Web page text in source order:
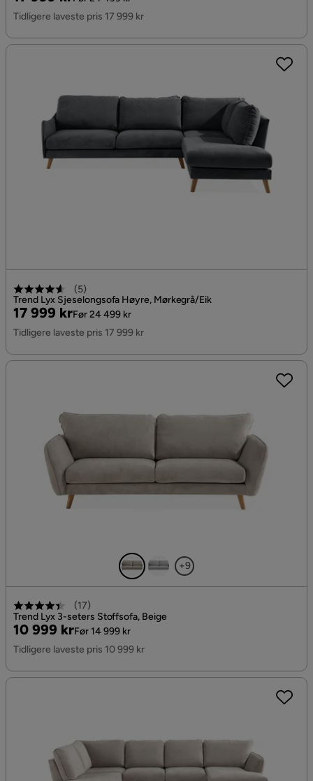
Pris
Tidligere laveste pris 17 999 kr
(5)
Trend Lyx Sjeselongsofa Høyre, Mørkegrå/Eik
Pris
17 999 kr
Original
Pris
Før 24 499 kr
Tidligere laveste pris 17 999 kr
+9
(17)
Trend Lyx 3-seters Stoffsofa, Beige
Pris
10 999 kr
Original
Pris
Før 14 999 kr
Tidligere laveste pris 10 999 kr